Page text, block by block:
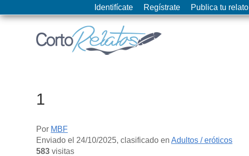
Identifícate Regístrate Publica tu relato
1
Por MBF
Enviado el 24/10/2025, clasificado en Adultos / eróticos
583 visitas